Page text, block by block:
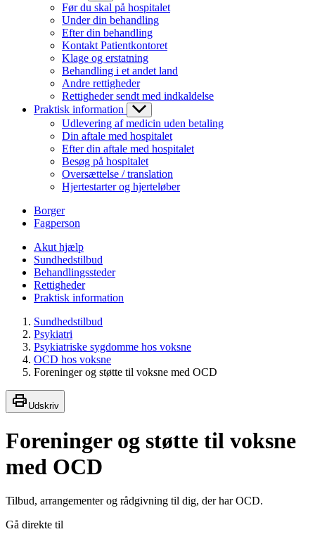
Før du skal på hospitalet
Under din behandling
Efter din behandling
Kontakt Patientkontoret
Klage og erstatning
Behandling i et andet land
Andre rettigheder
Rettigheder sendt med indkaldelse
Praktisk information
Udlevering af medicin uden betaling
Din aftale med hospitalet
Efter din aftale med hospitalet
Besøg på hospitalet
Oversættelse / translation
Hjertestarter og hjerteløber
Borger
Fagperson
Akut hjælp
Sundhedstilbud
Behandlingssteder
Rettigheder
Praktisk information
Sundhedstilbud
Psykiatri
Psykiatriske sygdomme hos voksne
OCD hos voksne
Foreninger og støtte til voksne med OCD
Udskriv
Foreninger og støtte til voksne
med OCD
Tilbud, arrangementer og rådgivning til dig, der har OCD.
Gå direkte til